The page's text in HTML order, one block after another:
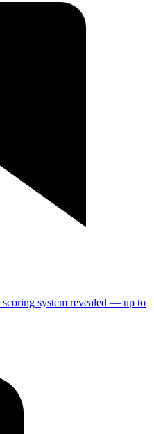
system revealed — up to